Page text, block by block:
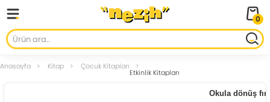
0
Anasayfa Kitap Çocuk Kitapları
Etkinlik Kitapları
Okula dönüş